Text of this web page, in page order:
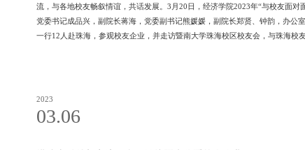
流，与各地校友畅叙情谊，共话发展。3月20日，经济学院2023年“与校友面
党委书记成品兴，副院长蒋海，党委副书记熊媛媛，副院长郑贤、钟韵，办
一行12人赴珠海，参观校友企业，并走访暨南大学珠海校区校友会，与珠海校
2023
03.06